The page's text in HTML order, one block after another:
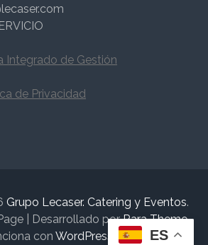
Integrado de Gestión
de Privacidad
Grupo Lecaser. Catering y Eventos.
| Desarrollado porRara Theme.
con WordPress ES